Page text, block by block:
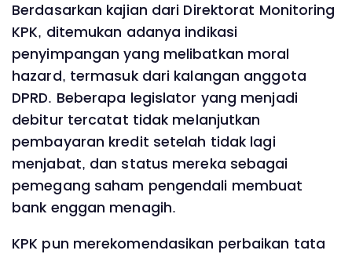
Berdasarkan kajian dari Direktorat Monitoring
KPK, ditemukan adanya indikasi
penyimpangan yang melibatkan moral
hazard, termasuk dari kalangan anggota
DPRD. Beberapa legislator yang menjadi
debitur tercatat tidak melanjutkan
pembayaran kredit setelah tidak lagi
menjabat, dan status mereka sebagai
pemegang saham pengendali membuat
bank enggan menagih.
KPK pun merekomendasikan perbaikan tata